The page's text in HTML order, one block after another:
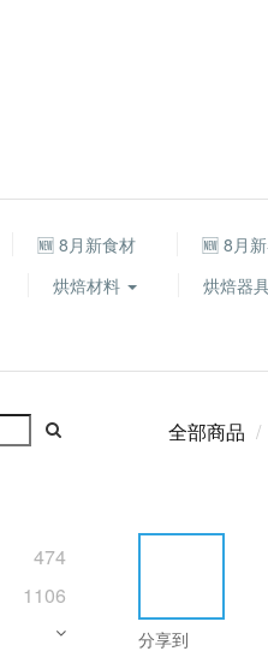
🆕 8月新食材 🆕 8月
烘焙材料 烘焙器
474
1106
全部商品
分享到